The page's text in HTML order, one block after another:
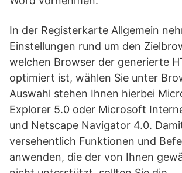
In der Registerkarte Allgemein
Einstellungen rund um den
welchen Browser der generierte
optimiert ist, wählen Sie unter
Auswahl stehen Ihnen hierbei
Explorer 5.0 oder Microsoft
und Netscape Navigator 4.0.
versehentlich Funktionen und
anwenden, die der von Ihnen